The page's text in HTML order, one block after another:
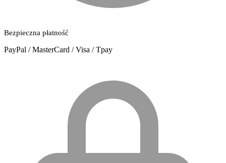
Bezpieczna płatność
PayPal / MasterCard / Visa / Tpay